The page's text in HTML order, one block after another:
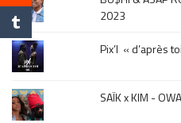
click
sur
le
mois
de
la
sortie
2023
Pix’l « d’après
SAÏK x KIM -